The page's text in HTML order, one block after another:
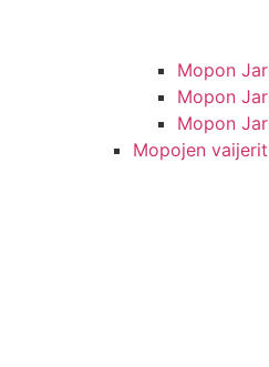
Mopon
Mopon
Mopon
Mopojen vaijerit